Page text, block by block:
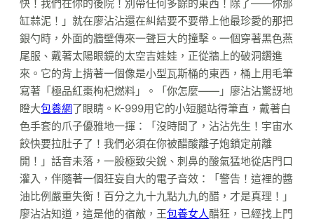
快！我們在你的後院！別帶任何多餘的東西！除了——你那
缸蒜泥！」就在廖沾沾還在糾結要不要帶上他最珍愛的那把
銀勺時，外面的牆壁傳來一聲巨大的撞擊。一個穿著黑色燕
尾服、戴著太陽眼鏡的太空吉娃娃，正從牆上的破洞鑽進
來。它的背上揹著一個像是小型瓦斯桶的東西，桶上用毛筆
寫著「極品紅棗枸杞燃料」。「你怎麼——」廖沾沾驚訝地
瞪大包養網了眼睛。K-999用它的小短腿站得筆直，戴著白
色手套的爪子優雅地一揮：「沒時間了，沾沾先生！宇宙水
餃快要拉肚子了！我們必須在你被醋酸離子炮鎖定前離
開！」話音未落，一股極致尖銳、刺鼻的酸氣猛地從店門口
灌入，伴隨著一個狂妄自大的電子音效：「警告！這裡的醬
油比例嚴重失衡！百分之九十九點九九的醋，才是真理！」
廖沾沾知道，這是他的宿敵，王包養女人醋狂，已經找上門